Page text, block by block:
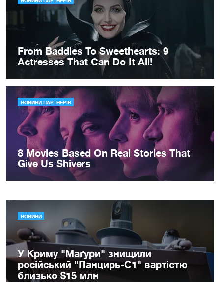
НОВИНИ
У Криму "Маґури" знищили
російський "Панцирь-С1" вартістю
близько $15 млн